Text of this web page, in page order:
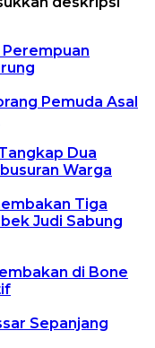
Pemuda Asal
Dua
Warga
Tiga
Judi Sabung
di Bone
Sepanjang